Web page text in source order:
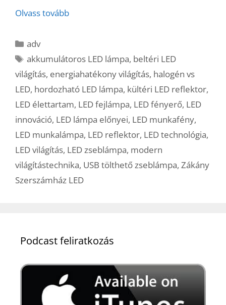
Olvass tovább
Kategória
adv
Címkék
akkumulátoros LED lámpa, beltéri LED
világítás, energiahatékony világítás, halogén vs
LED, hordozható LED lámpa, kültéri LED reflektor,
LED élettartam, LED fejlámpa, LED fényerő, LED
innováció, LED lámpa előnyei, LED munkafény,
LED munkalámpa, LED reflektor, LED technológia,
LED világítás, LED zseblámpa, modern
világítástechnika, USB tölthető zseblámpa, Zákány
Szerszámház LED
Podcast feliratkozás